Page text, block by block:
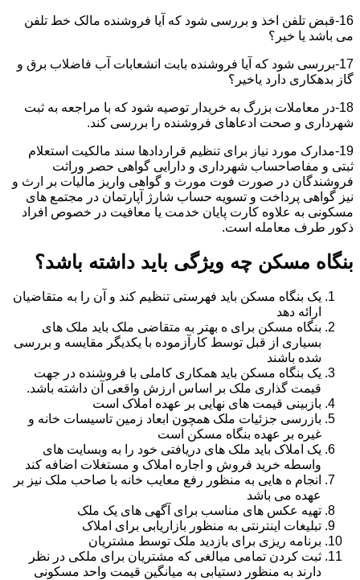
16-قبض تلفن اخذ و بررسی شود که آیا فروشنده مالک خط تلفن
می باشد یا خیر؟
17-بررسی شود که آیا فروشنده بابت انشعابات آب فاضلاب برق و
گاز بدهکاری دارد یاخیر؟
18-در معاملات بزرگ به خریدار توصیه شود که با مراجعه به ثبت
شهرداری و صحت ادعاهای فروشنده را بررسی کند.
19-مدارک مورد نیاز برای تنظیم قراردادها سند مالکیت استعلام
ثبتی و مفاصاحساب شهرداری و دارایی گواهی حصر وراثت
فروشندگان در صورت فوت مورث و گواهی واریز مالیات بر ارث و
نیز گواهی پرداخت و تسویه حساب شارژ آپارتمان در مجتمع های
مسکونی به علاوه کارت پایان خدمت یا معافیت در خصوص افراد
ذکور طرف معامله است.
بنگاه مسکن چه ویژگی باید داشته باشد؟
یک بنگاه مسکن باید فهرستی تنظیم کند و آن را به متقاضیان
ارائه دهد
بنگاه مسکن برای ه بهتر به متقاضی ملک باید ملک های
بسیاری از قبل توسط کارآزموده با یکدیگر مقایسه و بررسی
شده باشند
یک بنگاه مسکن باید همکاری کاملی با فروشنده در جهت
قیمت گذاری ملک بر اساس ارزش واقعی آن داشته باشد.
بازبینی قیمت های نهایی بر عهده املاک است
بازرسی جزئیات ملک همچون ابعاد زمین تاسیسات خانه و
غیره بر عهده بنگاه مسکن است
یک املاک باید ملک های دریافتی خود را به وبسایت های
واسطه خرید فروش و اجاره املاک و مستغلات اضافه کند
انجام ه هایی به منظور رفع معایب خانه با صاحب ملک نیز بر
عهده می باشد
تهیه عکس های مناسب برای آگهی های یک ملک
تبلیغات اینترنتی به منظور بازاریابی برای املاک
برنامه ریزی برای بازدید ملک توسط مشتریان
ثبت کردن تمامی مبالغی که مشتریان برای ملکی در نظر
دارند به منظور دستیابی به میانگین قیمت واحد مسکونی